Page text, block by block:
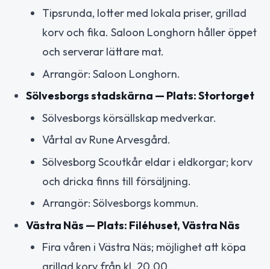
Tipsrunda, lotter med lokala priser, grillad
korv och fika. Saloon Longhorn håller öppet
och serverar lättare mat.
Arrangör: Saloon Longhorn.
Sölvesborgs stadskärna — Plats: Stortorget
Sölvesborgs körsällskap medverkar.
Vårtal av Rune Arvesgård.
Sölvesborg Scoutkår eldar i eldkorgar; korv
och dricka finns till försäljning.
Arrangör: Sölvesborgs kommun.
Västra Näs — Plats: Filéhuset, Västra Näs
Fira våren i Västra Näs; möjlighet att köpa